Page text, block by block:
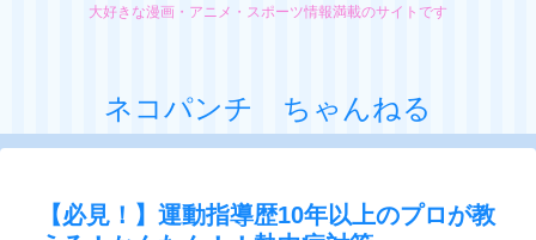
大好きな漫画・アニメ・スポーツ情報満載のサイトです
ネコパンチ ちゃんねる
【必見！】運動指導歴10年以上のプロが教